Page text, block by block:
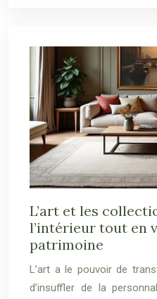
L’art et les
l’intérieur tout en
patrimoine
L’art a le pouvoir de
d’insuffler de la